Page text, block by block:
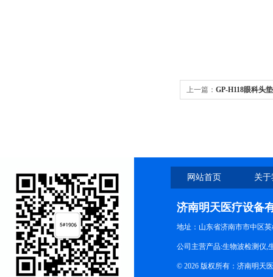
上一篇： GP-H118眼科头
网站首页 关
济南明天医疗设备
地址：山东省济南市市中区
公司主营产品:生物波检测仪,
© 2026 版权所有：济南明天